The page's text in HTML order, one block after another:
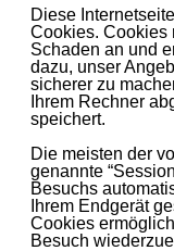
Diese
Cookies. Cookies
Schaden an und
dazu, unser
sicherer zu
Ihrem Rechner
speichert.
Die meisten der
genannte
Besuchs
Ihrem Endgerät
Cookies
Besuch